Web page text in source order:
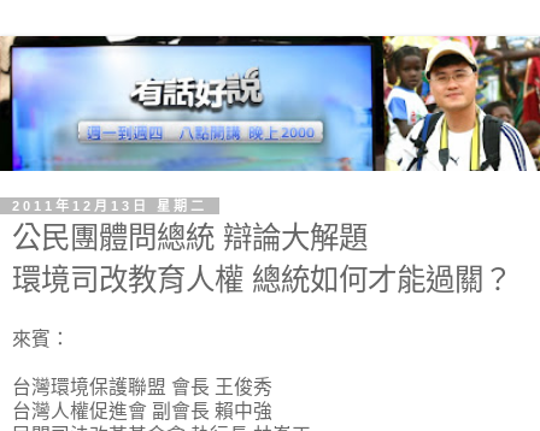
2011年12月13日 星期二
公民團體問總統 辯論大解題
環境司改教育人權 總統如何才能過關？
來賓：
台灣環境保護聯盟 會長 王俊秀
台灣人權促進會 副會長 賴中強